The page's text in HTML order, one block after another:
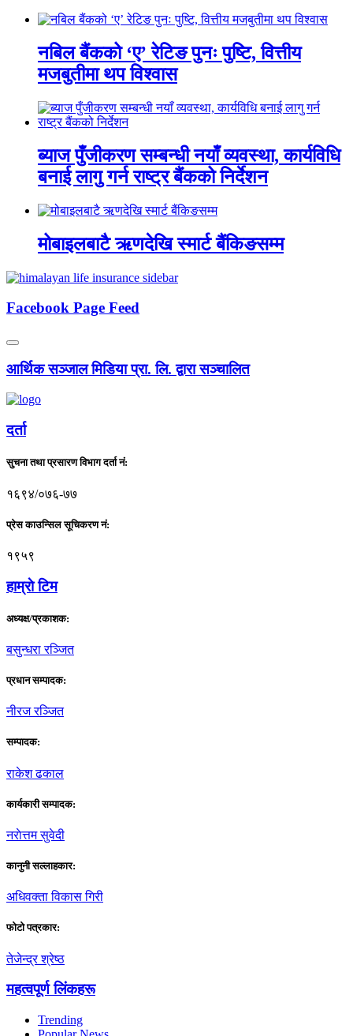
नबिल बैंकको ‘ए’ रेटिङ पुनः पुष्टि, वित्तीय
मजबुतीमा थप विश्वास
ब्याज पुँजीकरण सम्बन्धी नयाँ व्यवस्था, कार्यविधि
बनाई लागु गर्न राष्ट्र बैंकको निर्देशन
मोबाइलबाटै ऋणदेखि स्मार्ट बैंकिङसम्म
Facebook Page Feed
आर्थिक सञ्जाल मिडिया प्रा. लि. द्वारा सञ्चालित
दर्ता
सुचना तथा प्रसारण विभाग दर्ता नं:
१६९४/०७६-७७
प्रेस काउन्सिल सूचिकरण नं:
१९५९
हाम्राे टिम
अध्यक्ष/प्रकाशक:
बसुन्धरा रञ्जित
प्रधान सम्पादक:
नीरज रञ्जित
सम्पादक:
राकेश ढकाल
कार्यकारी सम्पादक:
नराेत्तम सुवेदी
कानुनी सल्लाहकार:
अधिवक्ता विकास गिरी
फाेटाे पत्रकार:
तेजेन्द्र श्रेष्ठ
महत्वपूर्ण लिंकहरू
Trending